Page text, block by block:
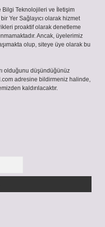
Bilgi Teknolojileri ve İletişim
Yer Sağlayıcı olarak hizmet
proaktif olarak denetleme
Ancak, üyelerimiz
olup, siteye üye olarak bu
olduğunu düşündüğünüz
adresine bildirmeniz halinde,
kaldırılacaktır.